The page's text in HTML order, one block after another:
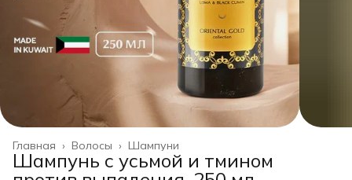
Шампуни
Волосы ›
Главная ›
Шампунь с усьмой и тмином